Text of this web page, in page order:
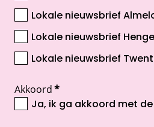
Lokale nieuwsbrief
Lokale nieuwsbrief
Lokale nieuwsbrief
Akkoord*
Ja, ik ga akkoord met de